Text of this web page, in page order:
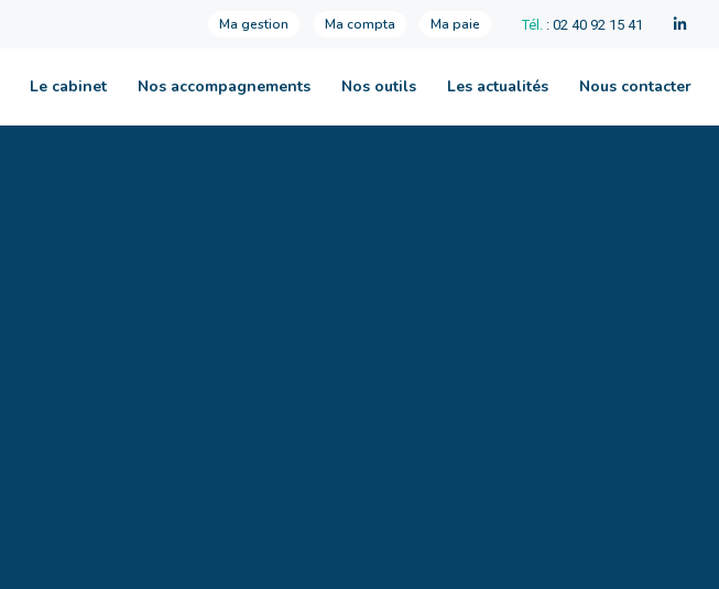
Ma gestion Ma compta Ma paie Tél. : 02 40 92 15 41
Le cabinet Nos accompagnements Nos outils Les actualités Nous contacter